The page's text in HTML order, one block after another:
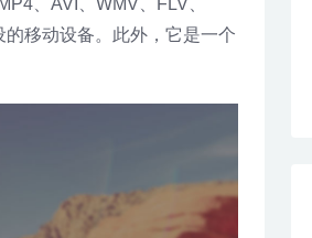
、AVI、WMV、FLV、
移动设备。此外，它是一个